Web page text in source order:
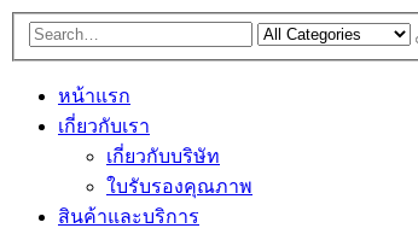
หน้าแรก
เกี่ยวกับเรา
เกี่ยวกับบริษัท
ใบรับรองคุณภาพ
สินค้าและบริการ